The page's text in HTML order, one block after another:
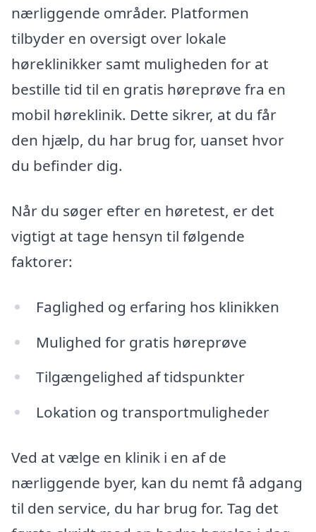
nærliggende områder. Platformen
tilbyder en oversigt over lokale
høreklinikker samt muligheden for at
bestille tid til en gratis høreprøve fra en
mobil høreklinik. Dette sikrer, at du får
den hjælp, du har brug for, uanset hvor
du befinder dig.
Når du søger efter en høretest, er det
vigtigt at tage hensyn til følgende
faktorer:
Faglighed og erfaring hos klinikken
Mulighed for gratis høreprøve
Tilgængelighed af tidspunkter
Lokation og transportmuligheder
Ved at vælge en klinik i en af de
nærliggende byer, kan du nemt få adgang
til den service, du har brug for. Tag det